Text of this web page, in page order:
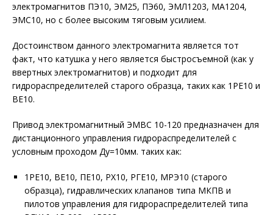
электромагнитов ПЭ10, ЭМ25, ПЭ60, ЭМЛ1203, МА1204,
ЭМС10, но с более высоким тяговым усилием.
Достоинством данного электромагнита является тот
факт, что катушка у него является быстросъемной (как у
ввертных электромагнитов) и подходит для
гидрораспределителей старого образца, таких как 1РЕ10 и
ВЕ10.
Привод электромагнитный ЭМВС 10-120 предназначен для
дистанционного управления гидрораспределителей с
условным проходом Ду=10мм. таких как:
1РЕ10, ВЕ10, ПЕ10, РХ10, РГЕ10, МРЭ10 (старого
образца), гидравлических клапанов типа МКПВ и
пилотов управления для гидрораспределителей типа